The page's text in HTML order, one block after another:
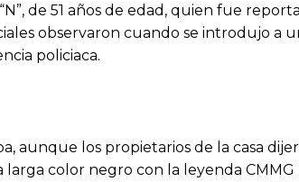
de 51 años de edad, quien fue
observaron cuando se introdujo a
policiaca.
aunque los propietarios de la casa
color negro con la leyenda